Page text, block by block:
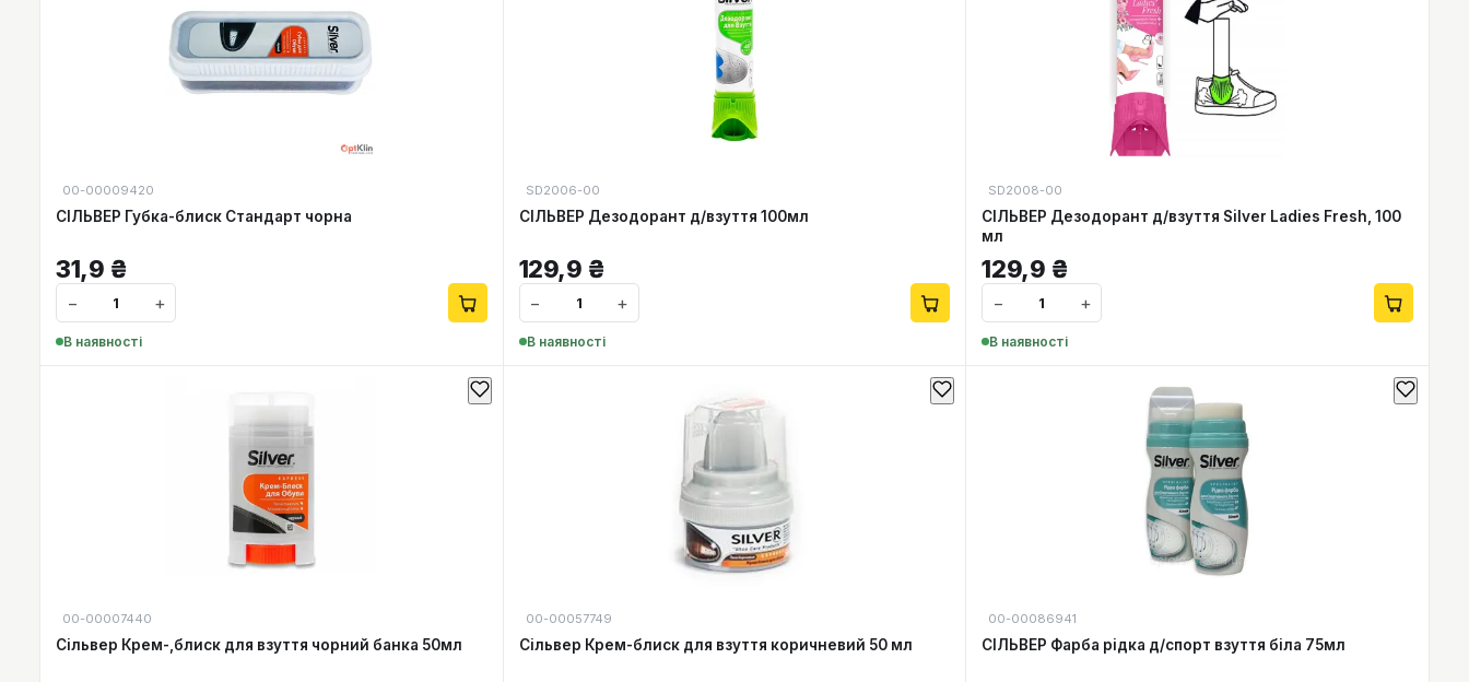
00-00009420
СІЛЬВЕР Губка-блиск Стандарт чорна
31,9 ₴
− +
В наявності
SD2006-00
СІЛЬВЕР Дезодорант д/взуття 100мл
129,9 ₴
− +
В наявності
SD2008-00
СІЛЬВЕР Дезодорант д/взуття Silver Ladies Fresh, 100
мл
129,9 ₴
− +
В наявності
00-00007440
Сільвер Крем-,блиск для взуття чорний банка 50мл
00-00057749
Сільвер Крем-блиск для взуття коричневий 50 мл
00-00086941
СІЛЬВЕР Фарба рідка д/спорт взуття біла 75мл